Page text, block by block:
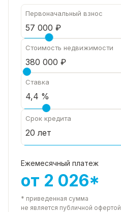
Первоначальный взнос
Стоимость недвижимости
Ставка
Срок кредита
Ежемесячный платеж
от 2 026*
* приведенная сумма
не является публичной офертой